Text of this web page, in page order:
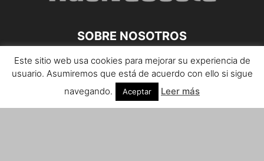
SOBRE NOSOTROS
Teléfono de contacto: 959 807 059
¡Anúnciate!
Este sitio web usa cookies para mejorar su experiencia de
usuario. Asumiremos que está de acuerdo con ello si sigue
navegando.
Aceptar Leer más